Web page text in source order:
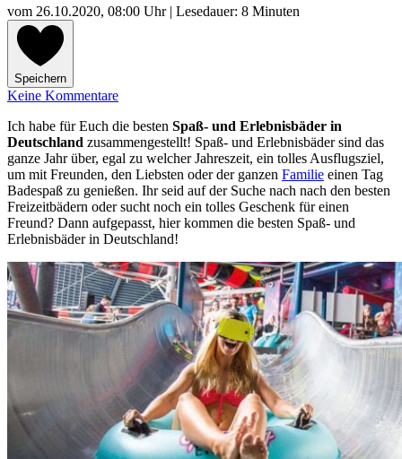
vom 26.10.2020, 08:00 Uhr| Lesedauer: 8 Minuten
Speichern
Keine Kommentare
Ich habe für Euch die besten Spaß- und Erlebnisbäder in
Deutschland zusammengestellt! Spaß- und Erlebnisbäder sind das
ganze Jahr über, egal zu welcher Jahreszeit, ein tolles Ausflugsziel,
um mit Freunden, den Liebsten oder der ganzen Familie einen Tag
Badespaß zu genießen. Ihr seid auf der Suche nach nach den besten
Freizeitbädern oder sucht noch ein tolles Geschenk für einen
Freund? Dann aufgepasst, hier kommen die besten Spaß- und
Erlebnisbäder in Deutschland!